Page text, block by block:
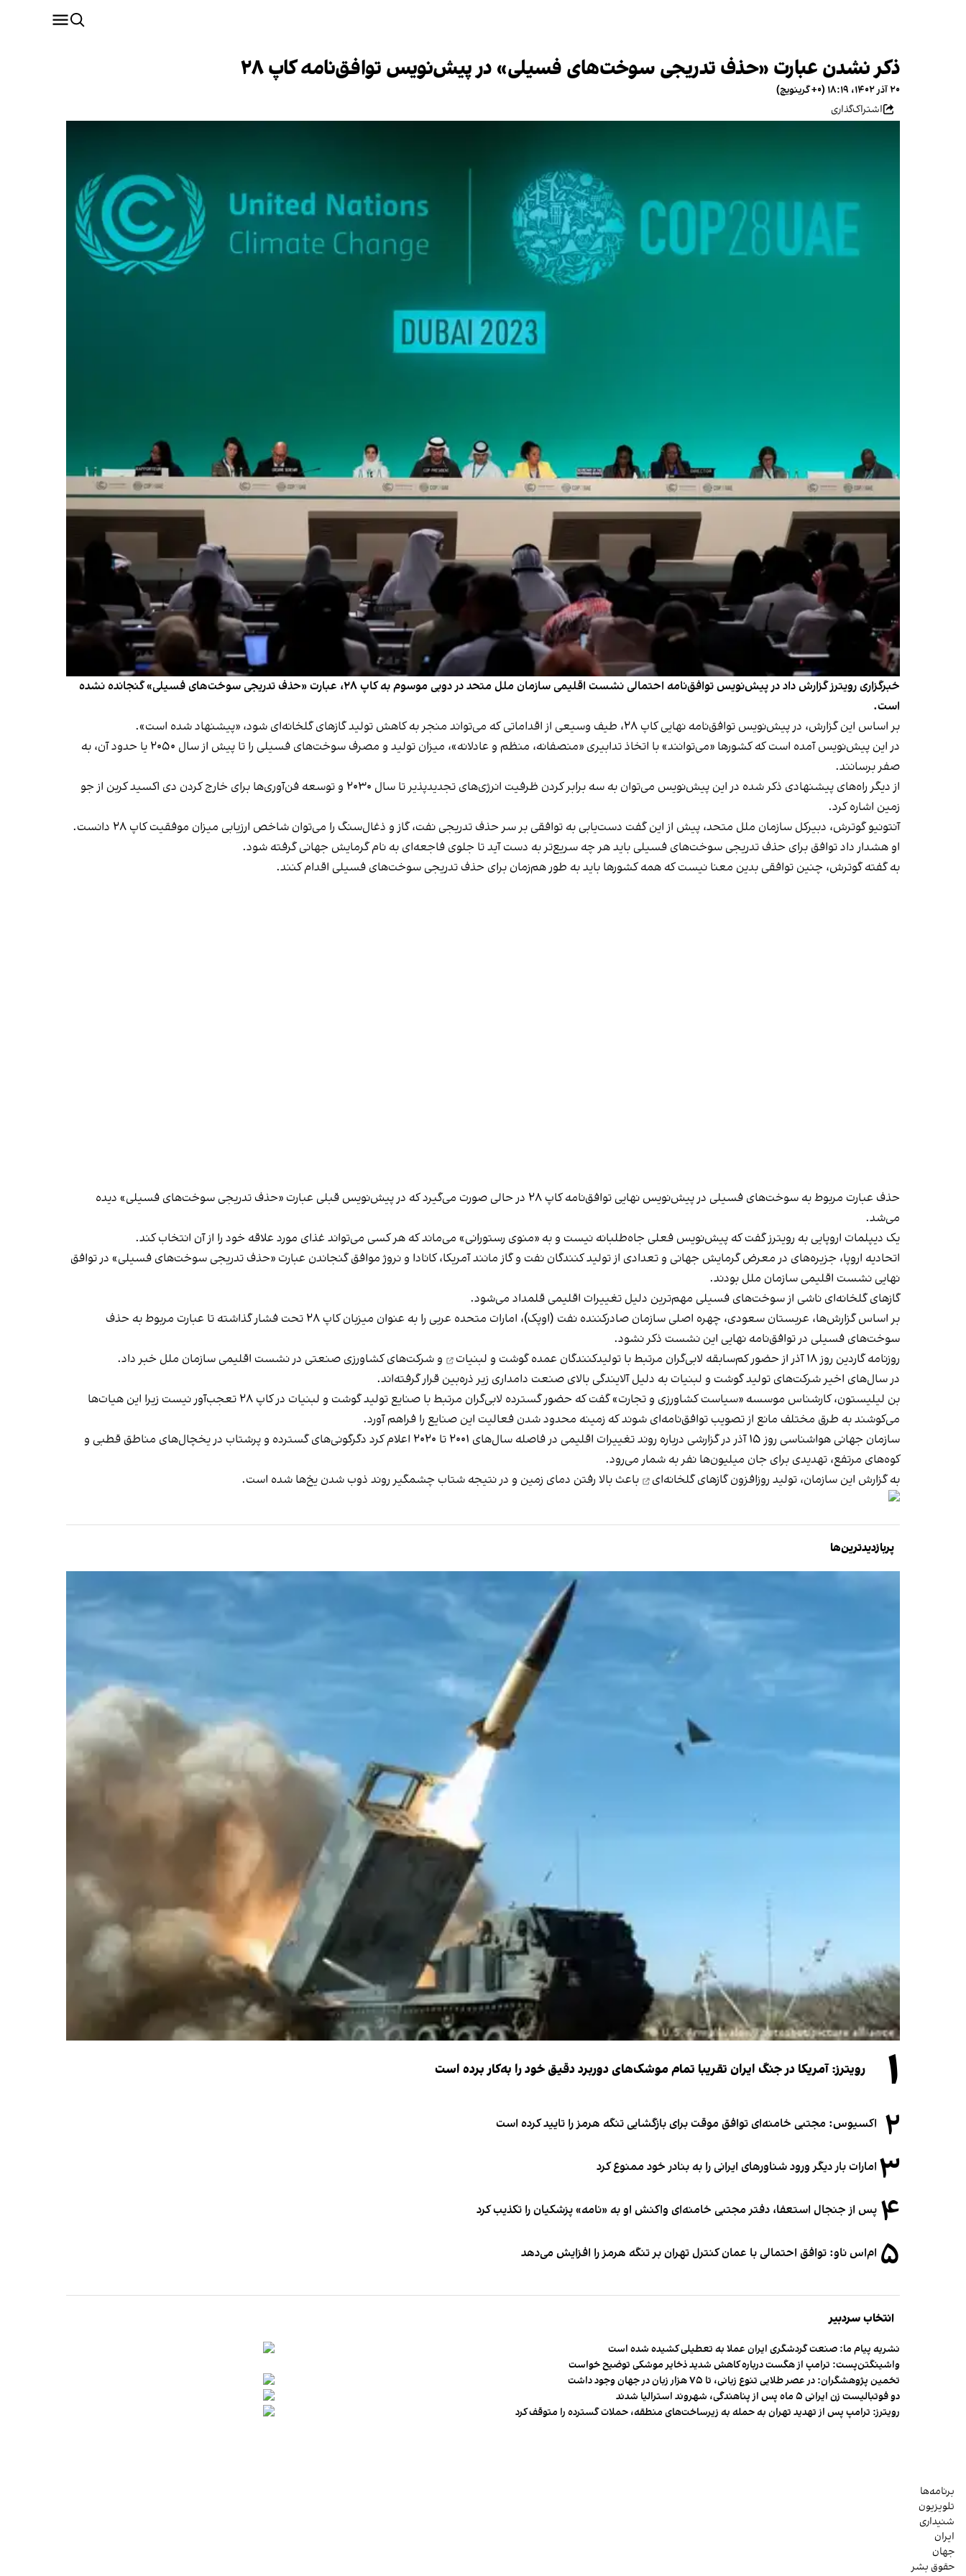
ذکر نشدن عبارت «حذف تدریجی سوخت‌های فسیلی» در پیش‌نویس توافق‌نامه کاپ ۲۸
۲۰ آذر ۱۴۰۲، ۱۸:۱۹ (‎+۰ گرینویچ)
اشتراک‌گذاری
خبرگزاری رویترز گزارش داد در پیش‌نویس توافق‌نامه احتمالی نشست اقلیمی سازمان ملل متحد در دوبی موسوم به کاپ ۲۸، عبارت «حذف تدریجی سوخت‌های فسیلی» گنجانده نشده
است.
بر اساس این گزارش، در پیش‌نویس توافق‌نامه نهایی کاپ ۲۸، طیف وسیعی از اقداماتی که می‌تواند منجر به کاهش تولید گازهای گلخانه‌ای شود، «پیشنهاد شده است».
در این پیش‌نویس آمده است که کشورها «می‌توانند» با اتخاذ تدابیری «منصفانه، منظم و عادلانه»، میزان تولید و مصرف سوخت‌های فسیلی را تا پیش از سال ۲۰۵۰ یا حدود آن، به
صفر برسانند.
از دیگر راه‌های پیشنهادی ذکر شده در این پیش‌نویس می‌توان به سه برابر کردن ظرفیت انرژی‌های تجدیدپذیر تا سال ۲۰۳۰ و توسعه فن‌آوری‌ها برای خارج کردن دی اکسید کربن از جو
زمین اشاره کرد.
آنتونیو گوترش، دبیر‌کل سازمان ملل متحد، پیش از این گفت دست‌یابی به توافقی بر سر حذف تدریجی نفت، گاز و ذغال‌سنگ را می‌توان شاخص ارزیابی میزان موفقیت کاپ ۲۸ دانست.
او هشدار داد توافق برای حذف تدریجی سوخت‌های فسیلی باید هر چه سریع‌تر به دست آید تا جلوی فاجعه‌ای به نام گرمایش جهانی گرفته شود.
به گفته گوترش، چنین توافقی بدین معنا نیست که همه کشورها باید به طور هم‌زمان برای حذف تدریجی سوخت‌های فسیلی اقدام کنند.
حذف عبارت مربوط به سوخت‌های فسیلی در پیش‌نویس نهایی توافق‌نامه کاپ ۲۸ در حالی صورت می‌گیرد که در پیش‌نویس قبلی عبارت «حذف تدریجی سوخت‌های فسیلی» دیده
می‌شد.
یک دیپلمات اروپایی به رویترز گفت که پیش‌نویس فعلی جاه‌طلبانه نیست و به «منوی رستورانی» می‌ماند که هر کسی می‌تواند غذای مورد علاقه خود را از آن انتخاب کند.
اتحادیه اروپا، جزیره‌های در معرض گرمایش جهانی و تعدادی از تولید کنندگان نفت و گاز مانند آمریکا، کانادا و نروژ موافق گنجاندن عبارت «حذف تدریجی سوخت‌های فسیلی» در توافق
نهایی نشست اقلیمی سازمان ملل بودند.
گازهای گلخانه‌ای ناشی از سوخت‌های فسیلی مهم‌ترین دلیل تغییرات اقلیمی قلمداد می‌شود.
بر اساس گزارش‌ها، عربستان سعودی، چهره اصلی سازمان صادرکننده نفت (اوپک)، امارات متحده عربی را به عنوان میزبان کاپ ۲۸ تحت فشار گذاشته تا عبارت مربوط به حذف
سوخت‌های فسیلی در توافق‌نامه نهایی این نشست ذکر نشود.
روزنامه گاردین روز ۱۸ آذر از حضور کم‌سابقه لابی‌گران مرتبط با
تولیدکنندگان عمده گوشت و لبنیات
و شرکت‌های کشاورزی صنعتی در نشست اقلیمی سازمان ملل خبر داد.
در سال‌های اخیر شرکت‌های تولید گوشت و لبنیات به دلیل آلایندگی بالای صنعت دامداری زیر ذره‌بین قرار گرفته‌اند.
بن لیلیستون، کارشناس موسسه «سیاست کشاورزی و تجارت» گفت که حضور گسترده لابی‌گران مرتبط با صنایع تولید گوشت و لبنیات در کاپ ۲۸ تعجب‌آور نیست زیرا این هیات‌ها
می‌کوشند به طرق مختلف مانع از تصویب توافق‌نامه‌ای شوند که زمینه محدود شدن فعالیت این صنایع را فراهم آورد.
سازمان جهانی هواشناسی روز ۱۵ آذر در گزارشی درباره روند تغییرات اقلیمی در فاصله سال‌های ۲۰۰۱ تا ۲۰۲۰ اعلام کرد دگرگونی‌های گسترده و پرشتاب در یخچال‌های مناطق قطبی و
کوه‌های مرتفع، تهدیدی برای جان میلیون‌ها نفر به شمار می‌رود.
به گزارش این سازمان، تولید روزافزون گازهای گلخانه‌ای باعث بالا رفتن دمای زمین و در نتیجه شتاب چشمگیر روند ذوب شدن یخ‌ها شده ‌است.
پربازدیدترین‌ها
۱ رویترز: آمریکا در جنگ ایران تقریبا تمام موشک‌های دوربرد دقیق خود را به‌کار برده است
۲ اکسیوس: مجتبی خامنه‌ای توافق موقت برای بازگشایی تنگه هرمز را تایید کرده است
۳ امارات بار دیگر ورود شناورهای ایرانی را به بنادر خود ممنوع کرد
۴ پس از جنجال استعفا، دفتر مجتبی خامنه‌ای واکنش او به «نامه» پزشکیان را تکذیب کرد
۵ ام‌اس ناو: توافق احتمالی با عمان کنترل تهران بر تنگه هرمز را افزایش می‌دهد
انتخاب سردبیر
نشریه پیام ما: صنعت گردشگری ایران عملا به تعطیلی کشیده شده است
واشینگتن‌پست: ترامپ از هگست درباره کاهش شدید ذخایر موشکی توضیح خواست
تخمین پژوهشگران: در عصر طلایی تنوع زبانی، تا ۷۵ هزار زبان در جهان وجود داشت
دو فوتبالیست زن ایرانی ۵ ماه پس از پناهندگی، شهروند استرالیا شدند
رویترز: ترامپ پس از تهدید تهران به حمله به زیرساخت‌های منطقه، حملات گسترده را متوقف کرد
برنامه‌ها
تلویزیون
شنیداری
ایران
جهان
حقوق بشر